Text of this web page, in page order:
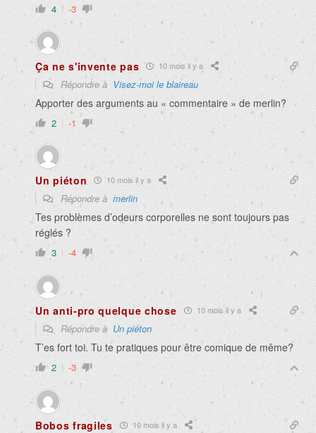
4 -3
Ça ne s'invente pas 10 mois il y a
Répondre à Visez-moi le blaireau
Apporter des arguments au « commentaire » de merlin?
2 -1
Un piéton 10 mois il y a
Répondre à merlin
Tes problèmes d’odeurs corporelles ne sont toujours pas
réglés ?
3 -4
Un anti-pro quelque chose 10 mois il y a
Répondre à Un piéton
T’es fort toi. Tu te pratiques pour être comique de même?
2 -3
Bobos fragiles 10 mois il y a